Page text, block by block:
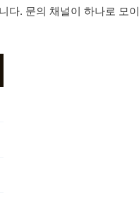
다. 문의 채널이 하나로 모이